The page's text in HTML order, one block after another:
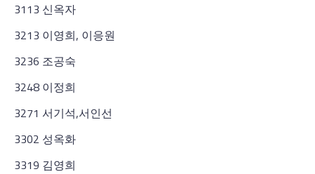
3113 신옥자
3213 이영희, 이응원
3236 조공숙
3248 이정희
3271 서기석,서인선
3302 성옥화
3319 김영희